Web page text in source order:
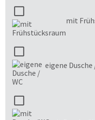
mit
eigene Dusche